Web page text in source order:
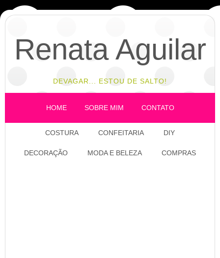
Renata Aguilar
DEVAGAR... ESTOU DE SALTO!
HOME SOBRE MIM CONTATO
COSTURA CONFEITARIA DIY
DECORAÇÃO MODA E BELEZA COMPRAS